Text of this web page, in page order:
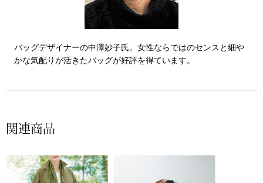
バッグデザイナーの中澤妙子氏。女性ならではのセンスと細や
かな気配りが活きたバッグが好評を得ています。
関連商品